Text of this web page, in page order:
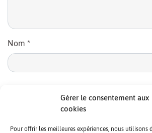
Gérer le consentement aux
cookies
Pour offrir les meilleures expériences, nous utilisons
Nom *